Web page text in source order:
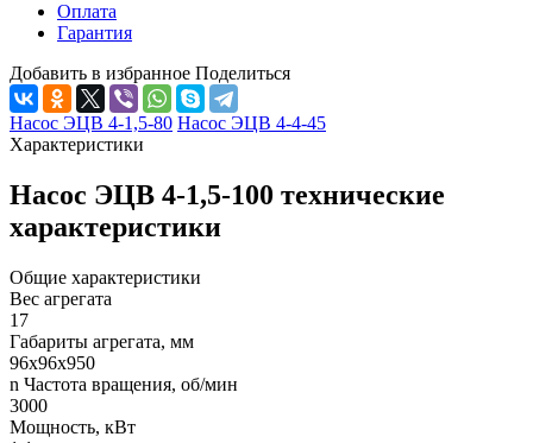
Оплата
Гарантия
Добавить в избранное Поделиться
Насос ЭЦВ 4-1,5-80 Насос ЭЦВ 4-4-45
Характеристики
Насос ЭЦВ 4-1,5-100 технические
характеристики
Общие характеристики
Вес агрегата
17
Габариты агрегата, мм
96х96х950
n Частота вращения, об/мин
3000
Мощность, кВт